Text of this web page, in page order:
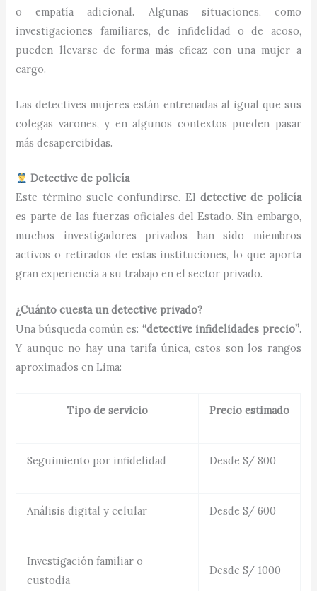
o empatía adicional. Algunas situaciones, como
investigaciones familiares, de infidelidad o de acoso,
pueden llevarse de forma más eficaz con una mujer a
cargo.
Las detectives mujeres están entrenadas al igual que sus
colegas varones, y en algunos contextos pueden pasar
más desapercibidas.
Detective de policía
Este término suele confundirse. El detective de policía
es parte de las fuerzas oficiales del Estado. Sin embargo,
muchos investigadores privados han sido miembros
activos o retirados de estas instituciones, lo que aporta
gran experiencia a su trabajo en el sector privado.
¿Cuánto cuesta un detective privado?
Una búsqueda común es: “detective infidelidades precio”.
Y aunque no hay una tarifa única, estos son los rangos
aproximados en Lima:
Tipo de servicio Precio estimado
Seguimiento por infidelidad Desde S/ 800
Análisis digital y celular Desde S/ 600
Investigación familiar o
custodia
Desde S/ 1000